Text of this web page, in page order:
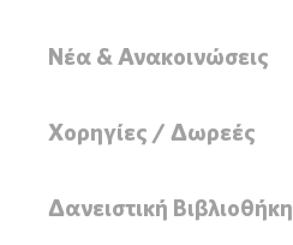
Νέα & Ανακοινώσεις
Χορηγίες / Δωρεές
Δανειστική Βιβλιοθήκη